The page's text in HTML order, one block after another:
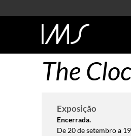
The
Exposição
Encerrada.
De 20 de setembro a